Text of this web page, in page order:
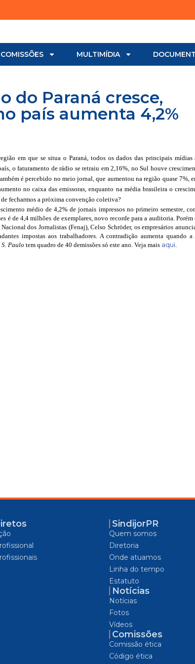
COMISSÕES MULTIMÍDIA
do Paraná cresce,
país aumenta 4,2%
em que se situa o Paraná, todos os dados das principais mídias
o faturamento de rádio se retraiu em 2,16%, no Sul houve
é percebido no meio jornal, que aumentou na região quase 7%,
no caixa das emissoras, enquanto na média brasileira o
fecharmos a próxima convenção coletiva?
médio de 4,2% de jornais impressos no primeiro semestre,
é de 4,4 milhões de exemplares, novo recorde para a auditoria. Porém
dos Jornalistas (Fenaj), Celso Schröder, os empresários
impostas aos trabalhadores. A contradição aumenta quando a
S. Paulo tem quadro de 40 demissões só este ano. Veja mais aqui
SindijorPR
Quem somos
Diretoria
Onde atuamos
Linha do tempo
Estatuto
Notícias
Notícias
Fotos
Vídeos
Comissões
Comissão ética
Código ética